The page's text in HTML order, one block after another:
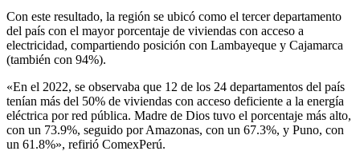
Con este resultado, la región se ubicó como el tercer departamento
del país con el mayor porcentaje de viviendas con acceso a
electricidad, compartiendo posición con Lambayeque y Cajamarca
(también con 94%).
«En el 2022, se observaba que 12 de los 24 departamentos del país
tenían más del 50% de viviendas con acceso deficiente a la energía
eléctrica por red pública. Madre de Dios tuvo el porcentaje más alto,
con un 73.9%, seguido por Amazonas, con un 67.3%, y Puno, con
un 61.8%», refirió ComexPerú.